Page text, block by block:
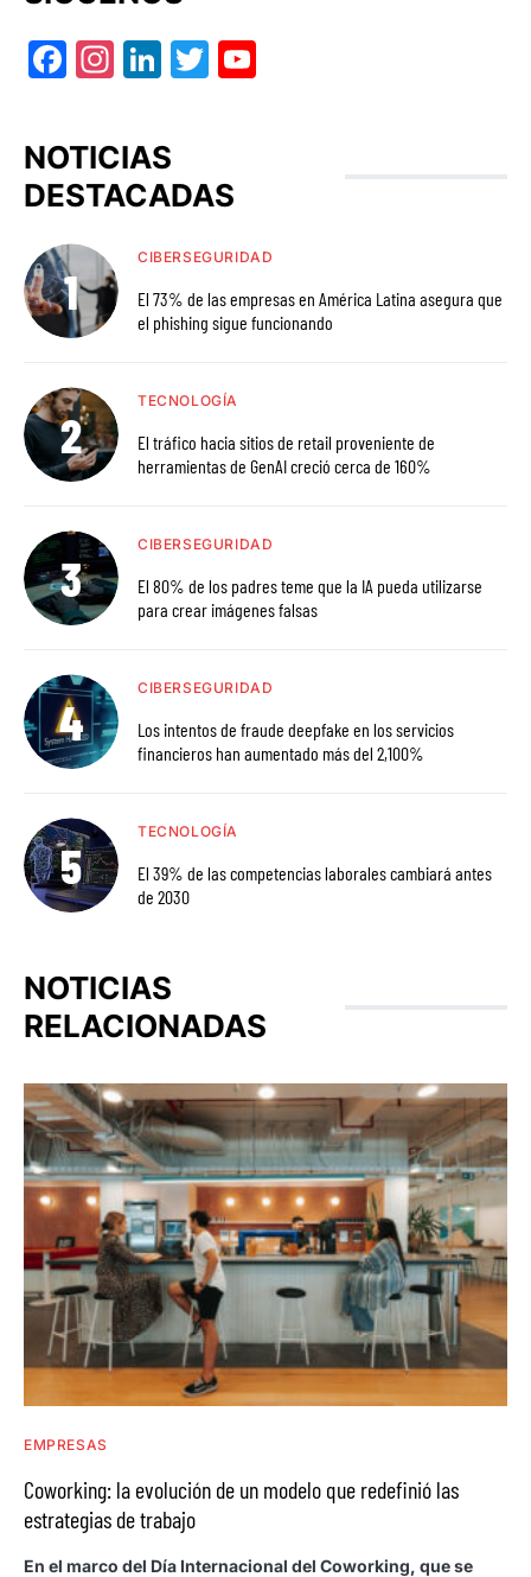
Facebook
Instagram
LinkedIn
Twitter
NOTICIAS
DESTACADAS
CIBERSEGURIDAD
El 73% de las empresas en América Latina asegura que
el phishing sigue funcionando
TECNOLOGÍA
El tráfico hacia sitios de retail proveniente de
herramientas de GenAI creció cerca de 160%
CIBERSEGURIDAD
El 80% de los padres teme que la IA pueda utilizarse
para crear imágenes falsas
CIBERSEGURIDAD
Los intentos de fraude deepfake en los servicios
financieros han aumentado más del 2,100%
TECNOLOGÍA
El 39% de las competencias laborales cambiará antes
de 2030
NOTICIAS
RELACIONADAS
EMPRESAS
Coworking: la evolución de un modelo que redefinió las
estrategias de trabajo
En el marco del Día Internacional del Coworking, que se